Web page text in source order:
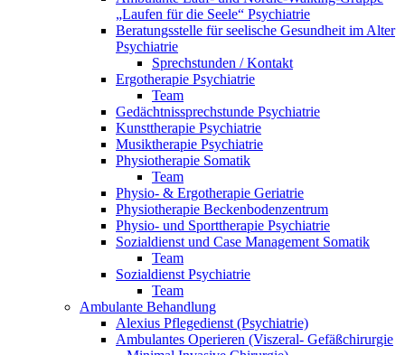
„Laufen für die Seele“ Psychiatrie
Beratungsstelle für seelische Gesundheit im Alter
Psychiatrie
Sprechstunden / Kontakt
Ergotherapie Psychiatrie
Team
Gedächtnissprechstunde Psychiatrie
Kunsttherapie Psychiatrie
Musiktherapie Psychiatrie
Physiotherapie Somatik
Team
Physio- & Ergotherapie Geriatrie
Physiotherapie Beckenbodenzentrum
Physio- und Sporttherapie Psychiatrie
Sozialdienst und Case Management Somatik
Team
Sozialdienst Psychiatrie
Team
Ambulante Behandlung
Alexius Pflegedienst (Psychiatrie)
Ambulantes Operieren (Viszeral- Gefäßchirurgie